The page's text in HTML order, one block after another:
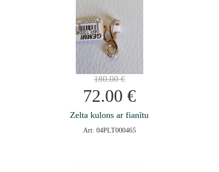
180.00€
72.00 €
Zelta kulons ar fianītu
Art: 04PLT000465